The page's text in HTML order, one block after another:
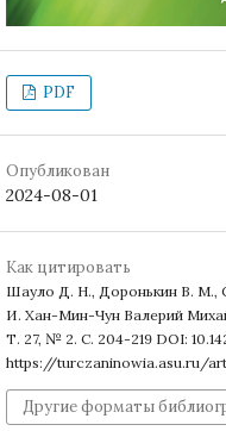
PDF
Опубликован
2024-08-01
Как цитировать
Шауло Д. Н., Доронькин В. М.,
И. Хан-Мин-Чун Валерий
Т. 27, № 2. С. 204-219 DOI:
https://turczaninowia.asu.ru/
Другие форматы